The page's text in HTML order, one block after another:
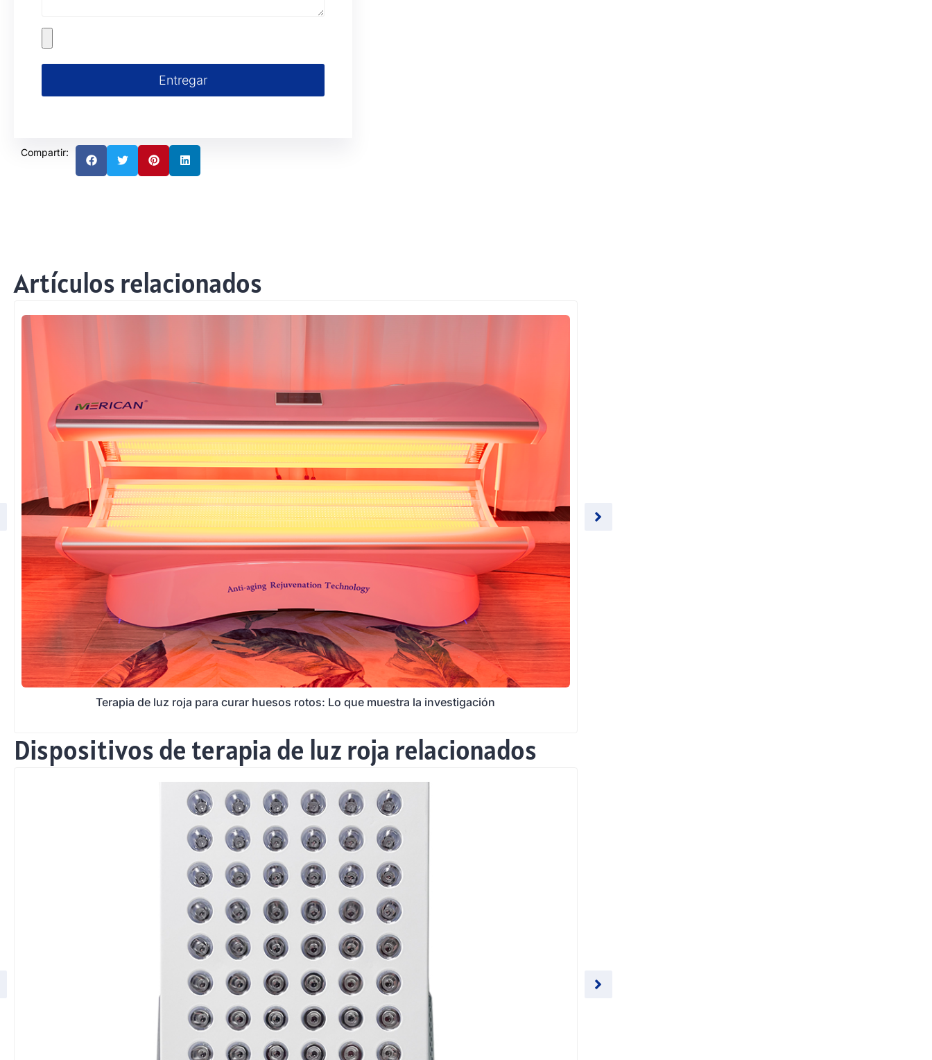
Entregar
Compartir:
Artículos relacionados
Terapia de luz roja para curar huesos rotos: Lo que muestra la investigación
Dispositivos de terapia de luz roja relacionados